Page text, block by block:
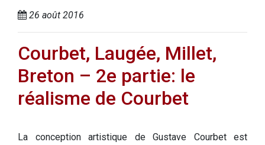
26 août 2016
Courbet, Laugée, Millet,
Breton – 2e partie: le
réalisme de Courbet
La conception artistique de Gustave Courbet est